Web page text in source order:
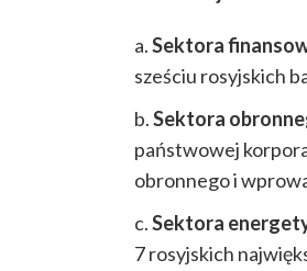
a.Sektora
sześciu rosyjskich
b.Sektora
państwowej
obronnego i
c.Sektora
7 rosyjskich